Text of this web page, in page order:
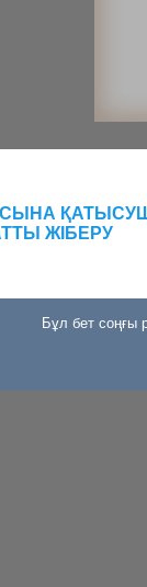
ЖІБЕРУ
Бұл бет соңғы